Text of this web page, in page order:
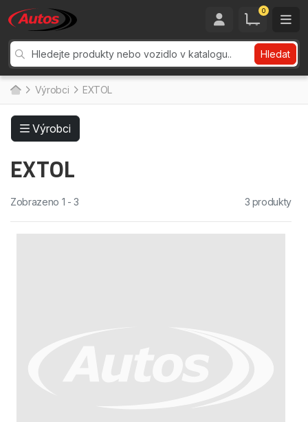
0
Hledat
Výrobci EXTOL
Výrobci
EXTOL
Zobrazeno 1 - 3 3 produkty